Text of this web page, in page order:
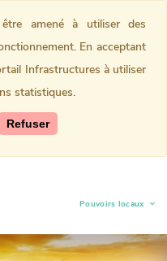
Pouvoirs locaux
(current)
amené à utiliser des
En acceptant
Infrastructures à utiliser
statistiques.
Refuser